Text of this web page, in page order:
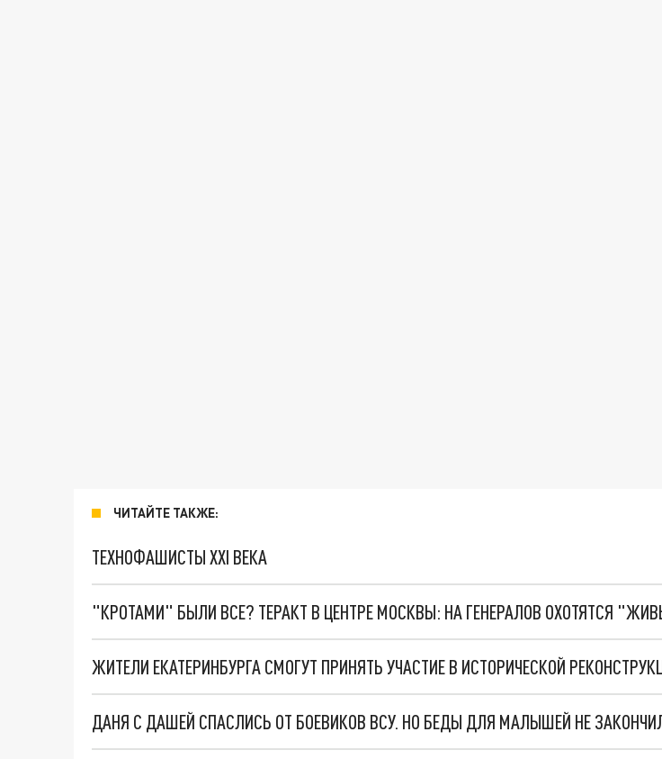
ЧИТАЙТЕ ТАКЖЕ:
ТЕХНОФАШИСТЫ XXI ВЕКА
"КРОТАМИ" БЫЛИ ВСЕ? ТЕРАКТ В ЦЕНТРЕ МОСКВЫ: НА ГЕНЕРАЛОВ ОХОТЯТСЯ
ДАНЯ С ДАШЕЙ СПАСЛИСЬ ОТ БОЕВИКОВ ВСУ. НО БЕДЫ ДЛЯ МАЛЫШЕЙ НЕ